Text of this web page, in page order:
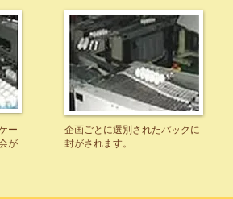
ー
が
企画ごとに選別されたパックに
封がされます。